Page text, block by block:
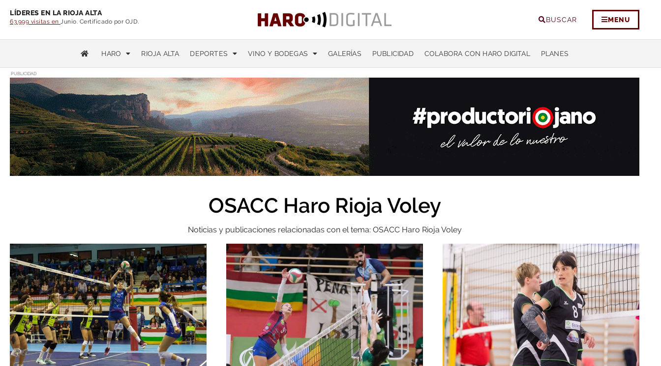
LÍDERES EN LA RIOJA ALTA
63.999 visitas en Junio. Certificado por OJD. BUSCAR MENU
HARO RIOJA ALTA DEPORTES VINO Y BODEGAS GALERÍAS PUBLICIDAD COLABORA CON HARO DIGITAL PLANES
PUBLICIDAD
OSACC Haro Rioja Voley
Noticias y publicaciones relacionadas con el tema: OSACC Haro Rioja Voley